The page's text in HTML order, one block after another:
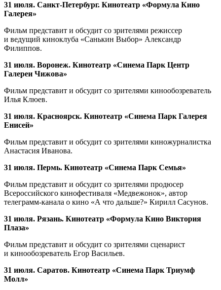
31 июля. Санкт-Петербург. Кинотеатр «Формула Кино
Галерея»
Фильм представит и обсудит со зрителями режиссер
и ведущий киноклуба «Санькин Выбор» Александр
Филиппов.
31 июля. Воронеж. Кинотеатр «Синема Парк Центр
Галереи Чижова»
Фильм представит и обсудит со зрителями кинообозреватель
Илья Клюев.
31 июля. Красноярск. Кинотеатр «Синема Парк Галерея
Енисей»
Фильм представит и обсудит со зрителями киножурналистка
Анастасия Иванова.
31 июля. Пермь. Кинотеатр «Синема Парк Семья»
Фильм представит и обсудит со зрителями продюсер
Всероссийского кинофестиваля «Медвежонок», автор
телеграмм-канала о кино «А что дальше?» Кирилл Сасунов.
31 июля. Рязань. Кинотеатр «Формула Кино Виктория
Плаза»
Фильм представит и обсудит со зрителями сценарист
и кинообозреватель Егор Васильев.
31 июля. Саратов. Кинотеатр «Синема Парк Триумф
Молл»